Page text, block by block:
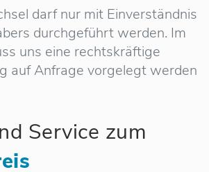
darf nur mit Einverständnis
durchgeführt werden. Im
uns eine rechtskräftige
auf Anfrage vorgelegt werden
Service zum